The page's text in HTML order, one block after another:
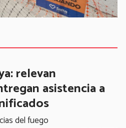
relevan
asistencia a
del fuego